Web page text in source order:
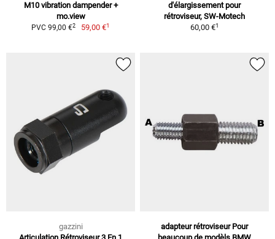
M10 vibration dampender +
mo.view
PVC 99,00 €2 59,00 €1
d'élargissement pour
rétroviseur, SW-Motech
60,00 €1
gazzini
adapteur rétroviseur Pour